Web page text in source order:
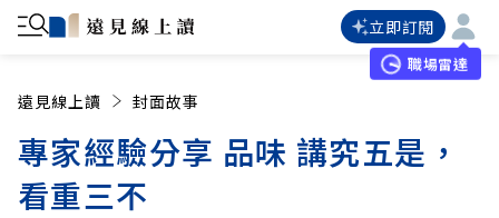
立即訂閱
職場雷達
遠見線上讀 封面故事
專家經驗分享 品味 講究五是，
看重三不